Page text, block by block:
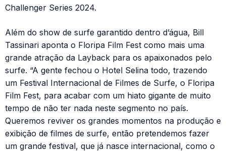
Challenger Series 2024.
Além do show de surfe garantido dentro d’água, Bill
Tassinari aponta o Floripa Film Fest como mais uma
grande atração da Layback para os apaixonados pelo
surfe. “A gente fechou o Hotel Selina todo, trazendo
um Festival Internacional de Filmes de Surfe, o Floripa
Film Fest, para acabar com um hiato gigante de muito
tempo de não ter nada neste segmento no país.
Queremos reviver os grandes momentos na produção e
exibição de filmes de surfe, então pretendemos fazer
um grande festival, que já nasce internacional, como o